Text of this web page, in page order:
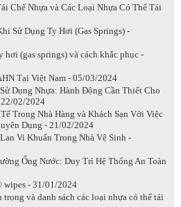
Chế Nhựa và Các Loại Nhựa Có Thể Tái
Sử Dụng Ty Hơi (Gas Springs) -
hơi (gas springs) và cách khắc phục -
Tại Việt Nam - 05/03/2024
Dụng Nhựa: Hành Động Cần Thiết Cho
02/2024
Trong Nhà Hàng và Khách Sạn Với Việc
Dụng - 21/02/2024
Vi Khuẩn Trong Nhà Vệ Sinh -
Ống Nước: Duy Trì Hệ Thống An Toàn
- 31/01/2024
trọng và danh sách các loại nhựa có thể tái